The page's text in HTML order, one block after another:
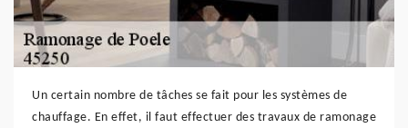
Un certain nombre de tâches se fait pour les systèmes de
chauffage. En effet, il faut effectuer des travaux de ramonage